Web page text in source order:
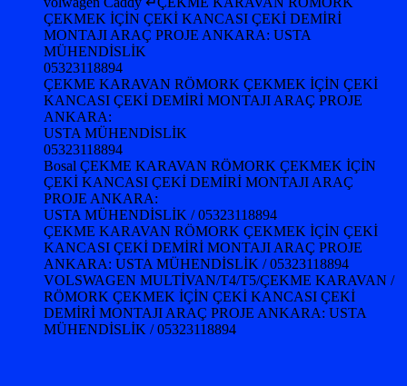
ÇEKMEK İÇİN ÇEKİ KANCASI ÇEKİ DEMİRİ
MONTAJI ARAÇ PROJE ANKARA: USTA
MÜHENDİSLİK
05323118894
ÇEKME KARAVAN RÖMORK ÇEKMEK İÇİN ÇEKİ
KANCASI ÇEKİ DEMİRİ MONTAJI ARAÇ PROJE
ANKARA:
USTA MÜHENDİSLİK
05323118894
Bosal ÇEKME KARAVAN RÖMORK ÇEKMEK İÇİN
ÇEKİ KANCASI ÇEKİ DEMİRİ MONTAJI ARAÇ
PROJE ANKARA:
USTA MÜHENDİSLİK / 05323118894
ÇEKME KARAVAN RÖMORK ÇEKMEK İÇİN ÇEKİ
KANCASI ÇEKİ DEMİRİ MONTAJI ARAÇ PROJE
ANKARA: USTA MÜHENDİSLİK / 05323118894
VOLSWAGEN MULTİVAN/T4/T5/ÇEKME KARAVAN /
RÖMORK ÇEKMEK İÇİN ÇEKİ KANCASI ÇEKİ
DEMİRİ MONTAJI ARAÇ PROJE ANKARA: USTA
MÜHENDİSLİK / 05323118894